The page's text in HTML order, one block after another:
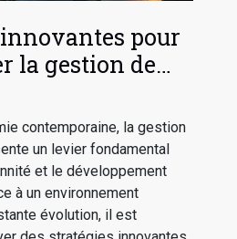
pour
la gestion de
en entreprise
contemporaine, la gestion
un levier fondamental
et le développement
à un environnement
évolution, il est